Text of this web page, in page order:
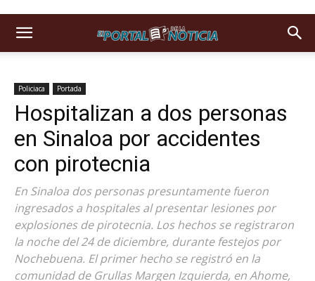
Policiaca Portada
Hospitalizan a dos personas
en Sinaloa por accidentes
con pirotecnia
En Sinaloa dos personas presuntamente fueron
ingresados a hospitales al presentar lesiones por
explosiones de pirotecnia. Los hechos se registraron
la noche del 24 de diciembre, durante festejos por
Nochebuena. El primer hecho se registró en la
comunidad de Grullas Margen Izquierda, en Ahome,